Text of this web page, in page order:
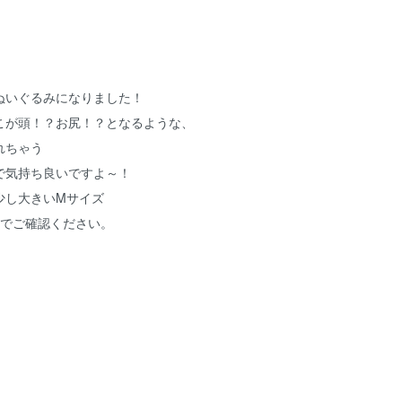
ぐるみになりました！
頭！？お尻！？となるような、
ゃう
持ち良いですよ～！
し大きいMサイズ
ご確認ください。